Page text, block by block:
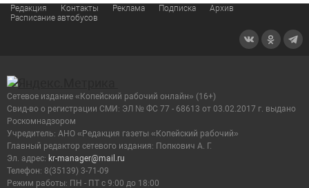
Редакция Контакты Реклама Подписка
Архив
Расписание автобусов
Сетевое издание «Копейский рабочий онлайн» (16+)
Cвид-во о регистрации СМИ: ЭЛ № ФС 77 - 68613 от 03.02.2017 г. выдано
Роскомнадзором
Учредитель: АНО «Редакция газеты «Копейский рабочий»
Главный редактор сетевого издания: Попкович А. Г.
Эл. адрес: kr-manager@mail.ru
Телефон: 8(35139) 3-71-09
Режим работы: ПН - ПТ с 9:00 до 18:00